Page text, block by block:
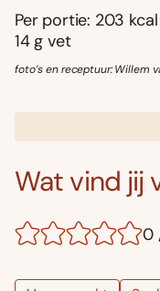
Per portie: 203
14 g vet
foto’s en receptuur: Willem
Wat vind jij
0